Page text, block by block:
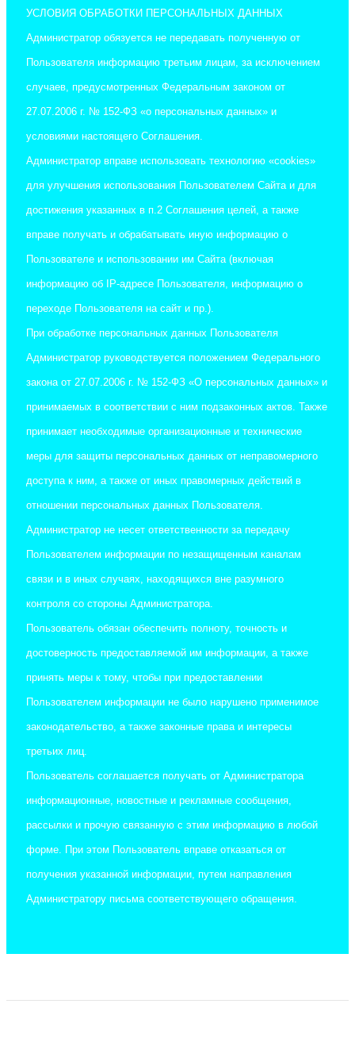
УСЛОВИЯ ОБРАБОТКИ ПЕРСОНАЛЬНЫХ ДАННЫХ
Администратор обязуется не передавать полученную от
Пользователя информацию третьим лицам, за исключением
случаев, предусмотренных Федеральным законом от
27.07.2006 г. № 152-ФЗ «о персональных данных» и
условиями настоящего Соглашения.
Администратор вправе использовать технологию «cookies»
для улучшения использования Пользователем Сайта и для
достижения указанных в п.2 Соглашения целей, а также
вправе получать и обрабатывать иную информацию о
Пользователе и использовании им Сайта (включая
информацию об IP-адресе Пользователя, информацию о
переходе Пользователя на сайт и пр.).
При обработке персональных данных Пользователя
Администратор руководствуется положением Федерального
закона от 27.07.2006 г. № 152-ФЗ «О персональных данных» и
принимаемых в соответствии с ним подзаконных актов. Также
принимает необходимые организационные и технические
меры для защиты персональных данных от неправомерного
доступа к ним, а также от иных правомерных действий в
отношении персональных данных Пользователя.
Администратор не несет ответственности за передачу
Пользователем информации по незащищенным каналам
связи и в иных случаях, находящихся вне разумного
контроля со стороны Администратора.
Пользователь обязан обеспечить полноту, точность и
достоверность предоставляемой им информации, а также
принять меры к тому, чтобы при предоставлении
Пользователем информации не было нарушено применимое
законодательство, а также законные права и интересы
третьих лиц.
Пользователь соглашается получать от Администратора
информационные, новостные и рекламные сообщения,
рассылки и прочую связанную с этим информацию в любой
форме. При этом Пользователь вправе отказаться от
получения указанной информации, путем направления
Администратору письма соответствующего обращения.